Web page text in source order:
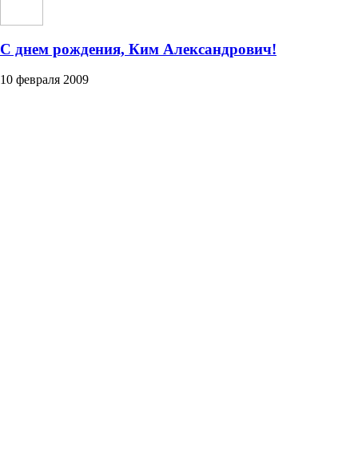
C днем рождения, Ким Александрович!
10 февраля 2009